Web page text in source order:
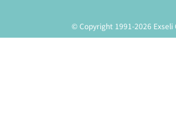
© Copyright 1991-2026 Exseli